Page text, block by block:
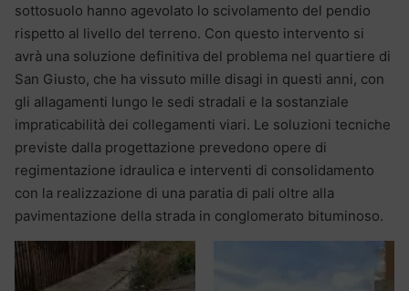
sottosuolo hanno agevolato lo scivolamento del pendio
rispetto al livello del terreno. Con questo intervento si
avrà una soluzione definitiva del problema nel quartiere di
San Giusto, che ha vissuto mille disagi in questi anni, con
gli allagamenti lungo le sedi stradali e la sostanziale
impraticabilità dei collegamenti viari. Le soluzioni tecniche
previste dalla progettazione prevedono opere di
regimentazione idraulica e interventi di consolidamento
con la realizzazione di una paratia di pali oltre alla
pavimentazione della strada in conglomerato bituminoso.